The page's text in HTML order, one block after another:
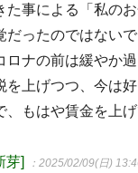
た事による「私の
だったのではないで
ロナの前は緩やか
を上げつつ、今は
、もはや賃金を上
芽] ：2025/02/09(日)